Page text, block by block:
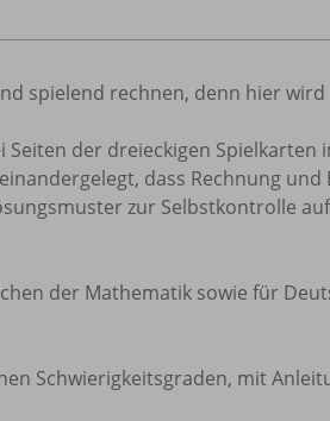
spielend rechnen, denn hier wird
der dreieckigen Spielkarten
dass Rechnung und
zur Selbstkontrolle
der Mathematik sowie für
Schwierigkeitsgraden, mit